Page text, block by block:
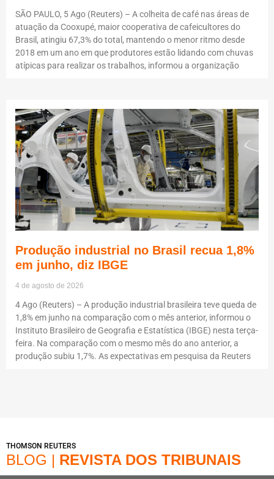
SÃO PAULO, 5 Ago (Reuters) – A colheita de café nas áreas de
atuação da Cooxupé, maior cooperativa de cafeicultores do
Brasil, atingiu 67,3% do total, mantendo o menor ritmo desde
2018 em um ano em que produtores estão lidando com chuvas
atípicas para realizar os trabalhos, informou a organização
Produção industrial no Brasil recua 1,8%
em junho, diz IBGE
4 de agosto de 2026
4 Ago (Reuters) – A produção industrial brasileira teve queda de
1,8% em junho na comparação com o mês anterior, informou o
Instituto Brasileiro de Geografia e Estatística (IBGE) nesta terça-
feira. Na comparação com o mesmo mês do ano anterior, a
produção subiu 1,7%. As expectativas em pesquisa da Reuters
THOMSON REUTERS
BLOG | REVISTA DOS TRIBUNAIS